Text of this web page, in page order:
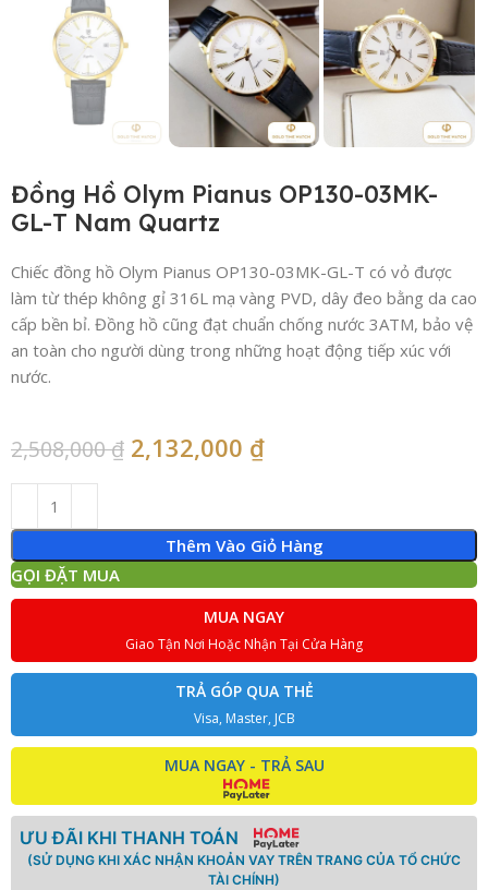
Đồng Hồ Olym Pianus OP130-03MK-
GL-T Nam Quartz
Chiếc đồng hồ Olym Pianus OP130-03MK-GL-T có vỏ được
làm từ thép không gỉ 316L mạ vàng PVD, dây đeo bằng da cao
cấp bền bỉ. Đồng hồ cũng đạt chuẩn chống nước 3ATM, bảo vệ
an toàn cho người dùng trong những hoạt động tiếp xúc với
nước.
2,508,000₫ 2,132,000 ₫
Thêm Vào Giỏ Hàng
GỌI ĐẶT MUA
MUA NGAY
Giao Tận Nơi Hoặc Nhận Tại Cửa Hàng
TRẢ GÓP QUA THẺ
Visa, Master, JCB
MUA NGAY - TRẢ SAU
ƯU ĐÃI KHI THANH TOÁN
(SỬ DỤNG KHI XÁC NHẬN KHOẢN VAY TRÊN TRANG CỦA TỔ CHỨC
TÀI CHÍNH)